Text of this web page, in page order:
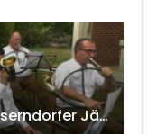
11. Jagdheuriger der Gänserndorfer Jäger 2020 w4tv166